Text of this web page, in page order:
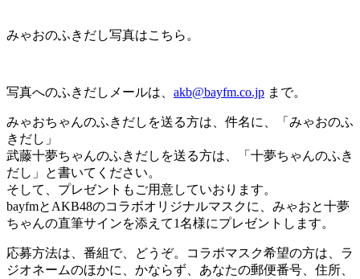
みゃおのふきだし写真はこちら。
写真へのふきだしメールは、 akb@bayfm.co.jp まで。
みゃおちゃんのふきだしを送る方は、件名に、「みゃおのふ
きだし」
武藤十夢ちゃんのふきだしを送る方は、「十夢ちゃんのふき
だし」と書いてください。
そして、プレゼントもご用意していおります。
bayfmとAKB48のコラボオリジナルマスクに、みゃおと十夢
ちゃんの直筆サインを添えて1名様にプレゼントします。
応募方法は、番組で、どうぞ。コラボマスク希望の方は、ラ
ジオネームのほかに、かならず、あなたの郵便番号、住所、